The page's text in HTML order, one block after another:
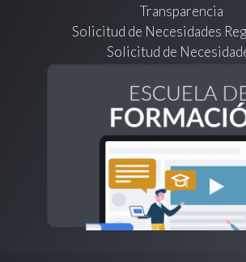
Transparencia
Solicitud de Necesidades
Solicitud de